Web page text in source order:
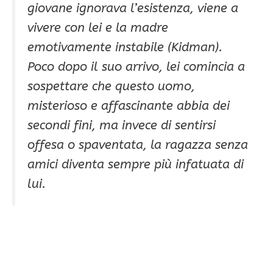
giovane ignorava l’esistenza, viene a
vivere con lei e la madre
emotivamente instabile (Kidman).
Poco dopo il suo arrivo, lei comincia a
sospettare che questo uomo,
misterioso e affascinante abbia dei
secondi fini, ma invece di sentirsi
offesa o spaventata, la ragazza senza
amici diventa sempre più infatuata di
lui.